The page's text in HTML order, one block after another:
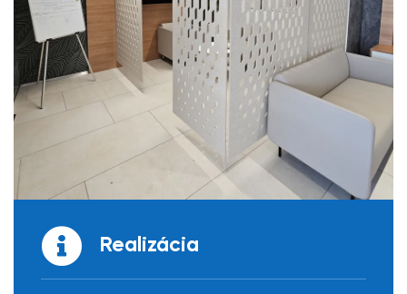
Realizácia